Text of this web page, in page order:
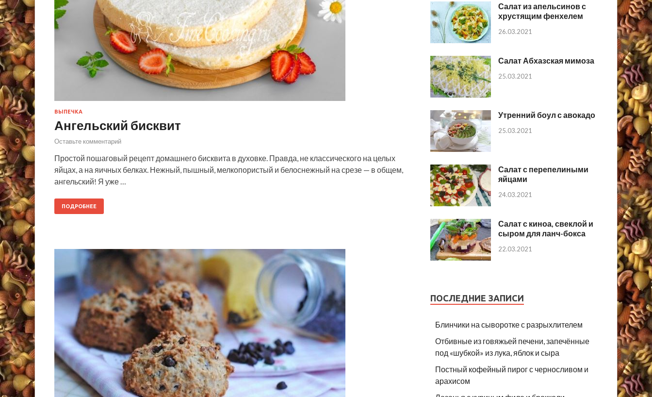
ВЫПЕЧКА
Ангельский бисквит
Оставьте комментарий
Простой пошаговый рецепт домашнего бисквита в духовке. Правда, не классического на целых
яйцах, а на яичных белках. Нежный, пышный, мелкопористый и белоснежный на срезе — в общем,
ангельский! Я уже …
ПОДРОБНЕЕ
Салат из апельсинов с
хрустящим фенхелем
26.03.2021
Салат Абхазская мимоза
25.03.2021
Утренний боул с авокадо
25.03.2021
Салат с перепелиными
яйцами
24.03.2021
Салат с киноа, свеклой и
сыром для ланч-бокса
22.03.2021
ПОСЛЕДНИЕ ЗАПИСИ
Блинчики на сыворотке с разрыхлителем
Отбивные из говяжьей печени, запечённые
под «шубкой» из лука, яблок и сыра
Постный кофейный пирог с черносливом и
арахисом